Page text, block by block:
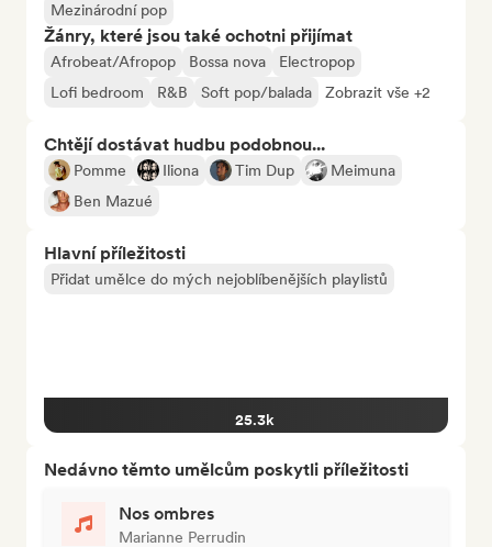
Mezinárodní pop
Žánry, které jsou také ochotni přijímat
Afrobeat/Afropop Bossa nova
Electropop
Lofi bedroom
R&B Soft pop/balada Zobrazit vše +2
Chtějí dostávat hudbu podobnou...
Pomme Iliona Tim Dup
Meimuna
Ben Mazué
Hlavní příležitosti
Přidat umělce do mých nejoblíbenějších playlistů
25.3k
Nedávno těmto umělcům poskytli příležitosti
Nos ombres
Marianne Perrudin